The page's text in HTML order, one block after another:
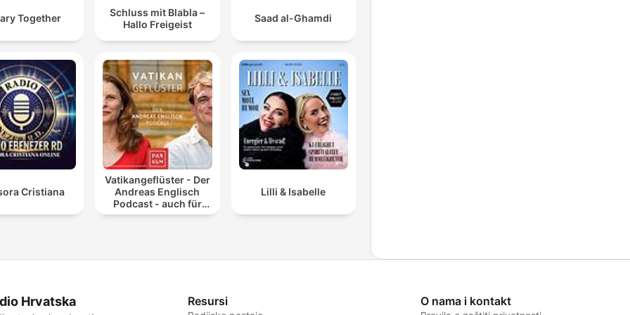
Together
Schluss mit Blabla –
Hallo Freigeist
Saad al-Ghamdi
Cristiana
Vatikangeflüster - Der
Andreas Englisch
Podcast - auch für
Atheisten
Lilli & Isabelle
Hrvatska Resursi O nama i kontakt